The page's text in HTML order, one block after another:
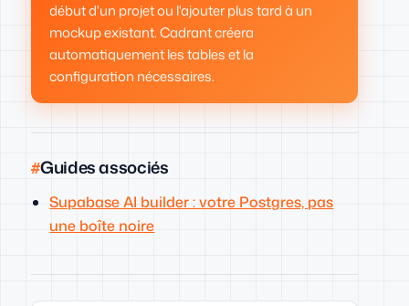
début d'un projet ou l'ajouter plus tard à un
mockup existant. Cadrant créera
automatiquement les tables et la
configuration nécessaires.
Guides associés
Supabase AI builder : votre Postgres, pas
une boîte noire